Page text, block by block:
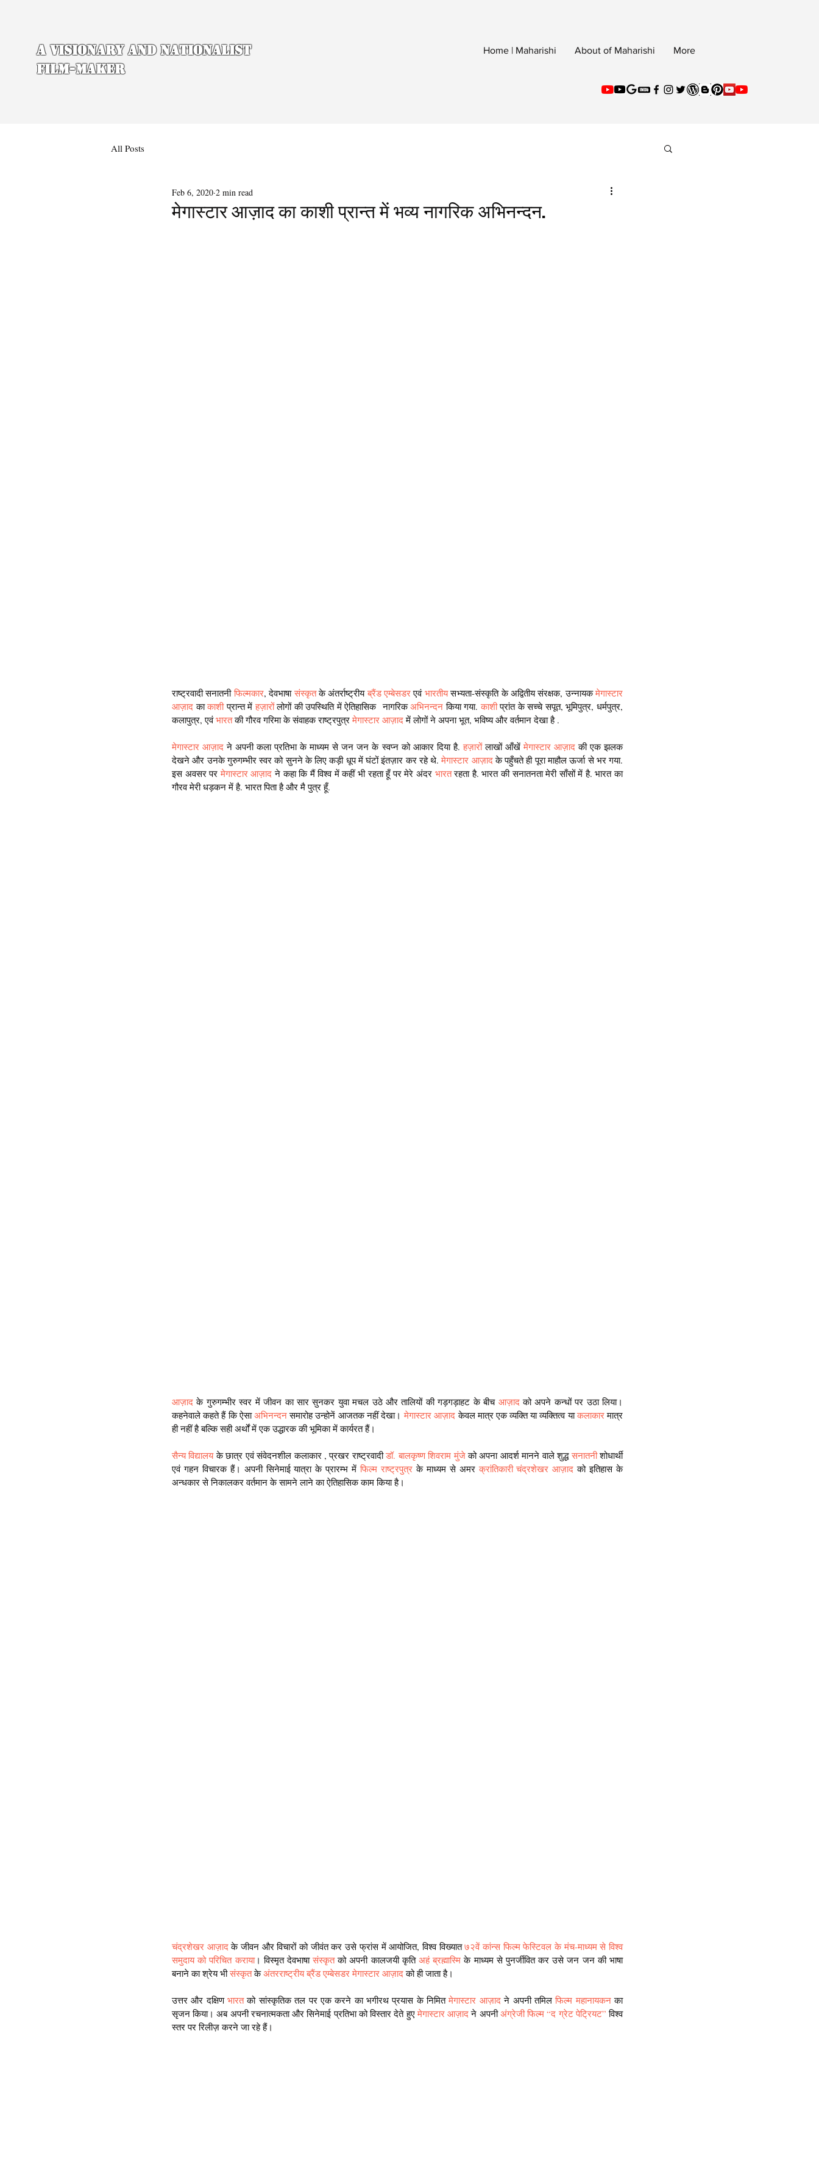
A Visionary and Nationalist
Film-maker
Home | Maharishi About of Maharishi More
All Posts
मेगास्टार आज़ाद का काशी प्रान्त में भव्य नागरिक अभिनन्दन.
Feb 6, 2020 2 min read
राष्ट्रवादी सनातनी फिल्मकार, देवभाषा संस्कृत के अंतर्राष्ट्रीय ब्रैंड एम्बेसडर एवं भारतीय सभ्यता-संस्कृति के अद्वितीय संरक्षक, उन्नायक मेगास्टार
आज़ाद का काशी प्रान्त में हज़ारों लोगों की उपस्थिति में ऐतिहासिक  नागरिक अभिनन्दन किया गया. काशी प्रांत के सच्चे सपूत, भूमिपुत्र, धर्मपुत्र,
कलापुत्र, एवं भारत की गौरव गरिमा के संवाहक राष्ट्रपुत्र मेगास्टार आज़ाद में लोगों ने अपना भूत, भविष्य और वर्तमान देखा है .
मेगास्टार आज़ाद ने अपनी कला प्रतिभा के माध्यम से जन जन के स्वप्न को आकार दिया है. हज़ारों लाखों आँखें मेगास्टार आज़ाद की एक झलक
देखने और उनके गुरुगम्भीर स्वर को सुनने के लिए कड़ी धूप में घंटों इंतज़ार कर रहे थे. मेगास्टार आज़ाद के पहुँचते ही पूरा माहौल ऊर्जा से भर गया.
इस अवसर पर मेगास्टार आज़ाद ने कहा कि मैं विश्व में कहीं भी रहता हूँ पर मेरे अंदर भारत रहता है. भारत की सनातनता मेरी साँसों में है. भारत का
गौरव मेरी धड़कन में है. भारत पिता है और मै पुत्र हूँ.
आज़ाद के गुरुगम्भीर स्वर में जीवन का सार सुनकर युवा मचल उठे और तालियों की गड़गड़ाहट के बीच आज़ाद को अपने कन्धों पर उठा लिया।
कहनेवाले कहते हैं कि ऐसा अभिनन्दन समारोह उन्होनें आजतक नहीं देखा। मेगास्टार आज़ाद केवल मात्र एक व्यक्ति या व्यक्तित्व या कलाकार मात्र
ही नहीं है बल्कि सही अर्थों में एक उद्धारक की भूमिका में कार्यरत हैं।
सैन्य विद्यालय के छात्र एवं संवेदनशील कलाकार , प्रखर राष्ट्रवादी डॉ. बालकृष्ण शिवराम मुंजे को अपना आदर्श मानने वाले शुद्ध सनातनी शोधार्थी
एवं गहन विचारक हैं। अपनी सिनेमाई यात्रा के प्रारम्भ में फिल्म राष्ट्रपुत्र के माध्यम से अमर क्रांतिकारी चंद्रशेखर आज़ाद को इतिहास के
अन्धकार से निकालकर वर्तमान के सामने लाने का ऐतिहासिक काम किया है।
चंद्रशेखर आज़ाद के जीवन और विचारों को जीवंत कर उसे फ्रांस में आयोजित, विश्व विख्यात ७२वें कांन्स फिल्म फेस्टिवल के मंच-माध्यम से विश्व
समुदाय को परिचित कराया। विस्मृत देवभाषा संस्कृत को अपनी कालजयी कृति अहं ब्रह्मास्मि के माध्यम से पुनर्जीवित कर उसे जन जन की भाषा
बनाने का श्रेय भी संस्कृत के अंतरराष्ट्रीय ब्रैंड एम्बेसडर मेगास्टार आज़ाद को ही जाता है।
उत्तर और दक्षिण भारत को सांस्कृतिक तल पर एक करने का भगीरथ प्रयास के निमित मेगास्टार आज़ाद ने अपनी तमिल फिल्म महानायकन का
सृजन किया। अब अपनी रचनात्मकता और सिनेमाई प्रतिभा को विस्तार देते हुए मेगास्टार आज़ाद ने अपनी अंग्रेजी फिल्म “द ग्रेट पेट्रियट” विश्व
स्तर पर रिलीज़ करने जा रहे हैं।